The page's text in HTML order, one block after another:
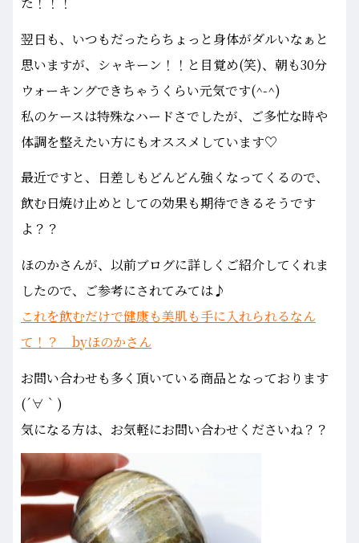
翌日も、いつもだったらちょっと身体がダルいなぁと
思いますが、シャキーン！！と目覚め(笑)、朝も30分
ウォーキングできちゃうくらい元気です(^-^)
私のケースは特殊なハードさでしたが、ご多忙な時や
体調を整えたい方にもオススメしています♡
最近ですと、日差しもどんどん強くなってくるので、
飲む日焼け止めとしての効果も期待できるそうです
よ？？
ほのかさんが、以前ブログに詳しくご紹介してくれま
したので、ご参考にされてみては♪
これを飲むだけで健康も美肌も手に入れられるなん
て！？ byほのかさん
お問い合わせも多く頂いている商品となっております
(´∀｀)
気になる方は、お気軽にお問い合わせくださいね？？